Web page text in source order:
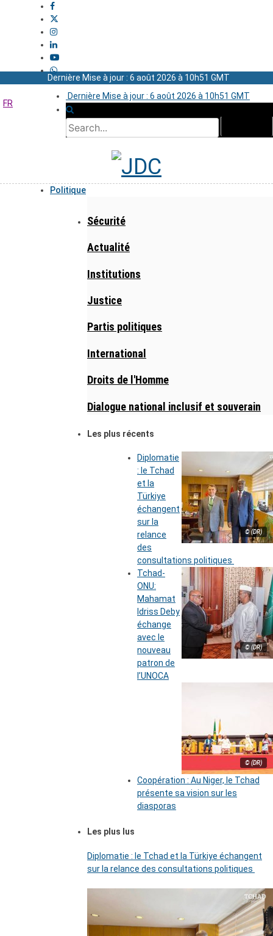
Dernière Mise à jour : 6 août 2026 à 10h51 GMT
Dernière Mise à jour : 6 août 2026 à 10h51 GMT
FR
Politique
Sécurité
Actualité
Institutions
Justice
Partis politiques
International
Droits de l'Homme
Dialogue national inclusif et souverain
Les plus récents
© (DR)
Diplomatie
: le Tchad
et la
Türkiye
échangent
sur la
relance
des
consultations politiques
© (DR)
Tchad-
ONU:
Mahamat
Idriss Deby
échange
avec le
nouveau
patron de
l’UNOCA
© (DR)
Coopération : Au Niger, le Tchad
présente sa vision sur les
diasporas
Les plus lus
Diplomatie : le Tchad et la Türkiye échangent
sur la relance des consultations politiques